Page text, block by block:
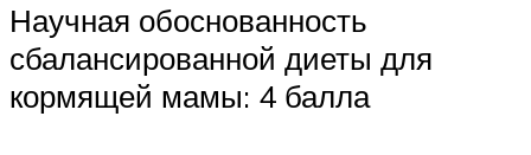
Научная обоснованность
сбалансированной диеты для
кормящей мамы: 4 балла